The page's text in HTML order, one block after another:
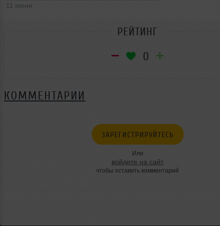
11 июня
РЕЙТИНГ
0
КОММЕНТАРИИ
ЗАРЕГИСТРИРУЙТЕСЬ
Или
войдите на сайт
чтобы оставить комментарий